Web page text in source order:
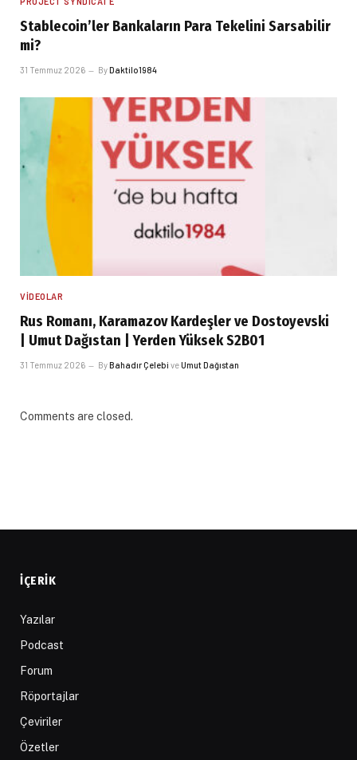
Stablecoin’ler Bankaların Para Tekelini Sarsabilir
mi?
31 Temmuz 2026 ByDaktilo1984
VIDEOLAR
Rus Romanı, Karamazov Kardeşler ve Dostoyevski
| Umut Dağıstan | Yerden Yüksek S2B01
31 Temmuz 2026 ByBahadır Çelebi veUmut Dağıstan
Comments are closed.
İÇERIK
Yazılar
Podcast
Forum
Röportajlar
Çeviriler
Özetler